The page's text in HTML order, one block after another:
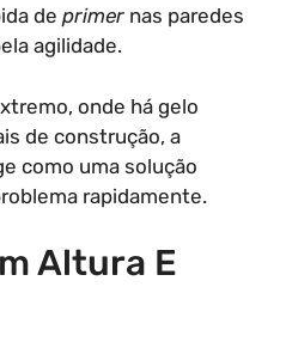
de primer nas paredes
agilidade.
onde há gelo
de construção, a
como uma solução
rapidamente.
Altura E